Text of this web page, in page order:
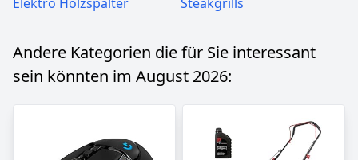
Andere Kategorien die für Sie interessant
sein könnten im August 2026: